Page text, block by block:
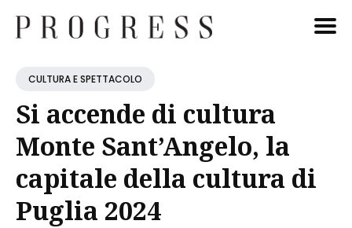
Cerca
CULTURA E SPETTACOLO
Si accende di cultura
Monte Sant’Angelo, la
capitale della cultura di
Puglia 2024